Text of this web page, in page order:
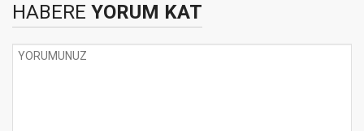
HABERE YORUM KAT